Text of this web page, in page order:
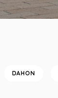
DAHON